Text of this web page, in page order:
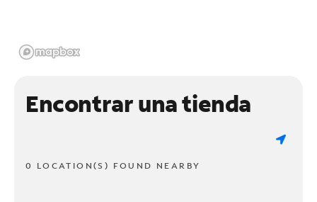
Encontrar una tienda
0 LOCATION(S) FOUND NEARBY